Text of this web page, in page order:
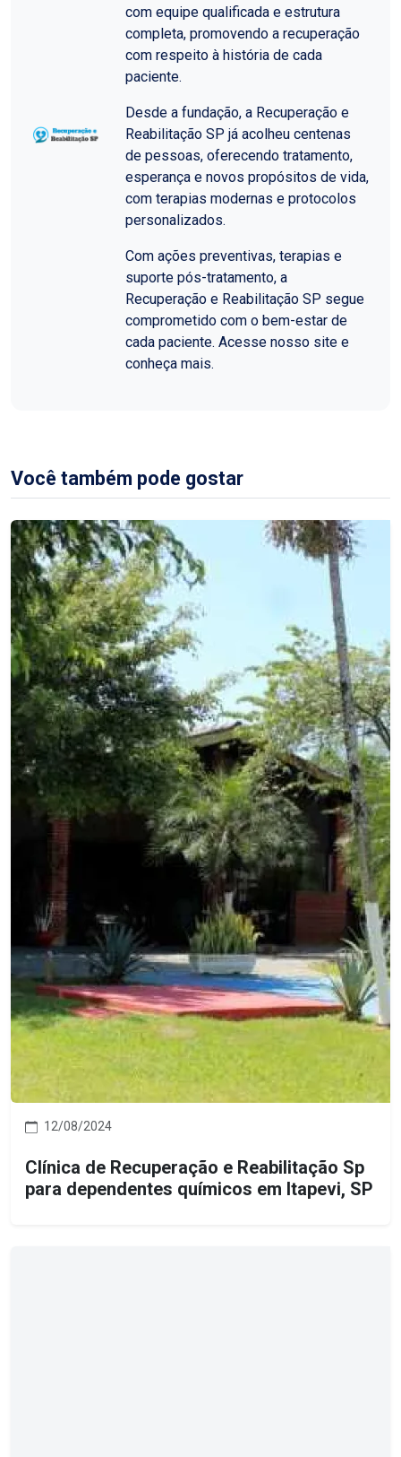
com equipe qualificada e estrutura
completa, promovendo a recuperação
com respeito à história de cada
paciente.
Desde a fundação, a Recuperação e
Reabilitação SP já acolheu centenas
de pessoas, oferecendo tratamento,
esperança e novos propósitos de vida,
com terapias modernas e protocolos
personalizados.
Com ações preventivas, terapias e
suporte pós-tratamento, a
Recuperação e Reabilitação SP segue
comprometido com o bem-estar de
cada paciente. Acesse nosso site e
conheça mais.
Você também pode gostar
12/08/2024
Clínica de Recuperação e Reabilitação Sp
para dependentes químicos em Itapevi, SP